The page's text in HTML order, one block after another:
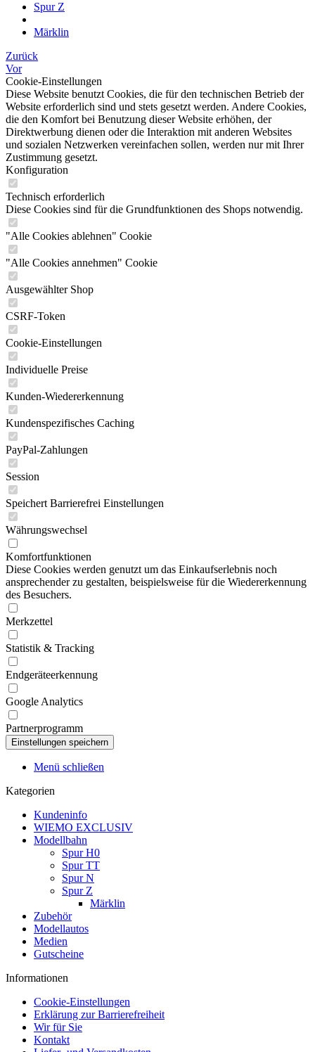
Spur Z
Märklin
Zurück
Vor
Cookie-Einstellungen
Diese Website benutzt Cookies, die für den technischen Betrieb der
Website erforderlich sind und stets gesetzt werden. Andere Cookies,
die den Komfort bei Benutzung dieser Website erhöhen, der
Direktwerbung dienen oder die Interaktion mit anderen Websites
und sozialen Netzwerken vereinfachen sollen, werden nur mit Ihrer
Zustimmung gesetzt.
Konfiguration
Technisch erforderlich
Diese Cookies sind für die Grundfunktionen des Shops notwendig.
"Alle Cookies ablehnen" Cookie
"Alle Cookies annehmen" Cookie
Ausgewählter Shop
CSRF-Token
Cookie-Einstellungen
Individuelle Preise
Kunden-Wiedererkennung
Kundenspezifisches Caching
PayPal-Zahlungen
Session
Speichert Barrierefrei Einstellungen
Währungswechsel
Komfortfunktionen
Diese Cookies werden genutzt um das Einkaufserlebnis noch
ansprechender zu gestalten, beispielsweise für die Wiedererkennung
des Besuchers.
Merkzettel
Statistik & Tracking
Endgeräteerkennung
Google Analytics
Partnerprogramm
Menü schließen
Kategorien
Kundeninfo
WIEMO EXCLUSIV
Modellbahn
Spur H0
Spur TT
Spur N
Spur Z
Märklin
Zubehör
Modellautos
Medien
Gutscheine
Informationen
Cookie-Einstellungen
Erklärung zur Barrierefreiheit
Wir für Sie
Kontakt